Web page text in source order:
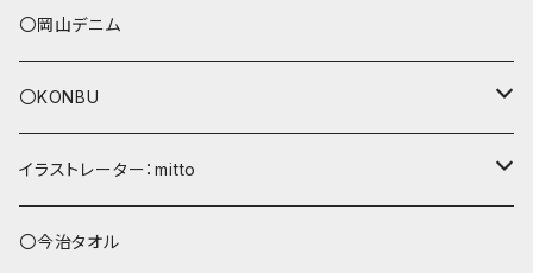
〇岡山デニム
〇KONBU
ショルダーバッグ
あずまバッグ
イラストレーター：mitto
シマエナガ
〇今治タオル